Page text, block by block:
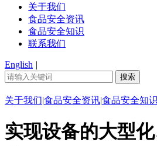
关于我们
食品安全资讯
食品安全知识
联系我们
English |
关于我们|食品安全资讯|食品安全知识
实现设备的大型化